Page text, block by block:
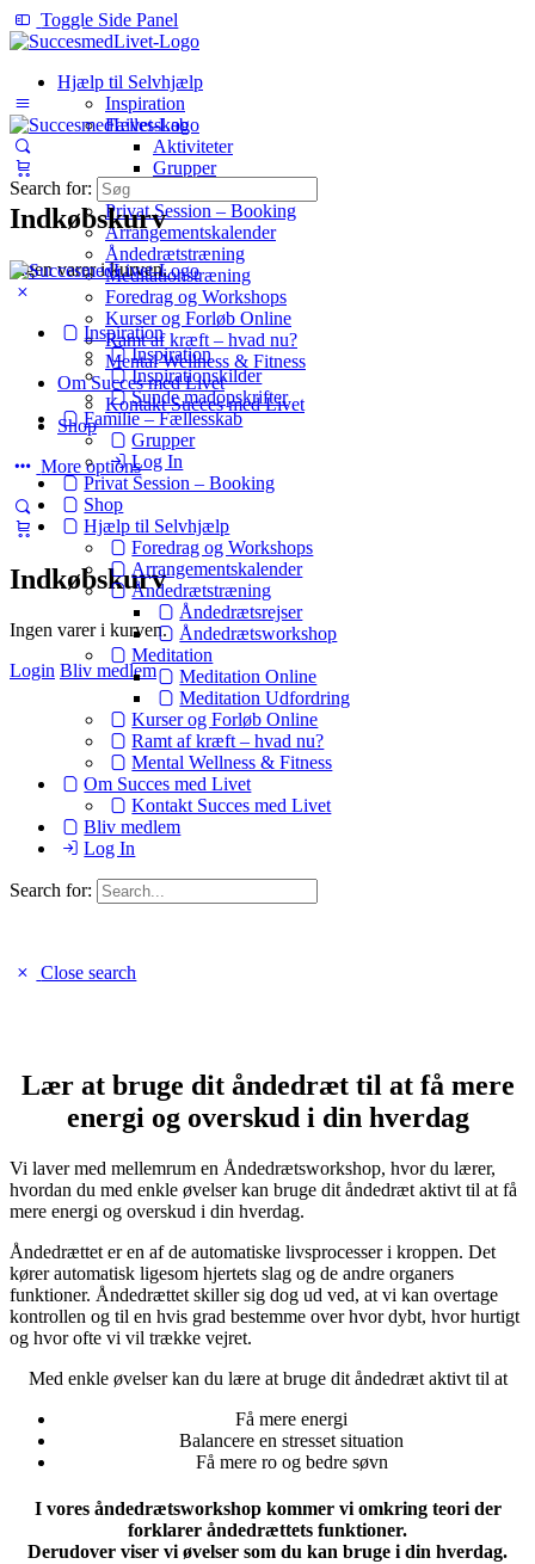
Toggle Side Panel
Hjælp til Selvhjælp
Inspiration
Fællesskab
Aktiviteter
Grupper
Privat Session – Booking
Arrangementskalender
Åndedrætstræning
Meditationstræning
Foredrag og Workshops
Kurser og Forløb Online
Ramt af kræft – hvad nu?
Mental Wellness & Fitness
Om Succes med Livet
Kontakt Succes med Livet
Shop
More options
Indkøbskurv
Ingen varer i kurven.
Login Bliv medlem
Indkøbskurv
Ingen varer i kurven.
Search for:
Inspiration
Inspiration
Inspirationskilder
Sunde madopskrifter
Familie – Fællesskab
Grupper
Log In
Privat Session – Booking
Shop
Hjælp til Selvhjælp
Foredrag og Workshops
Arrangementskalender
Åndedrætstræning
Åndedrætsrejser
Åndedrætsworkshop
Meditation
Meditation Online
Meditation Udfordring
Kurser og Forløb Online
Ramt af kræft – hvad nu?
Mental Wellness & Fitness
Om Succes med Livet
Kontakt Succes med Livet
Bliv medlem
Log In
Search for:
Close search
Lær at bruge dit åndedræt til at få mere
energi og overskud i din hverdag
Vi laver med mellemrum en Åndedrætsworkshop, hvor du lærer,
hvordan du med enkle øvelser kan bruge dit åndedræt aktivt til at få
mere energi og overskud i din hverdag.
Åndedrættet er en af de automatiske livsprocesser i kroppen. Det
kører automatisk ligesom hjertets slag og de andre organers
funktioner. Åndedrættet skiller sig dog ud ved, at vi kan overtage
kontrollen og til en hvis grad bestemme over hvor dybt, hvor hurtigt
og hvor ofte vi vil trække vejret.
Med enkle øvelser kan du lære at bruge dit åndedræt aktivt til at
Få mere energi
Balancere en stresset situation
Få mere ro og bedre søvn
I vores åndedrætsworkshop kommer vi omkring teori der
forklarer åndedrættets funktioner.
Derudover viser vi øvelser som du kan bruge i din hverdag.